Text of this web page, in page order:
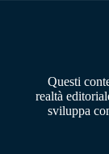
Questi
realtà
sviluppa